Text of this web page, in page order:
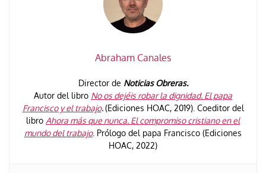
Abraham Canales
Director de Noticias Obreras.
Autor del libro No os dejéis robar la dignidad. El papa
Francisco y el trabajo.(Ediciones HOAC, 2019). Coeditor del
libro Ahora más que nunca. El compromiso cristiano en el
mundo del trabajo. Prólogo del papa Francisco (Ediciones
HOAC, 2022)